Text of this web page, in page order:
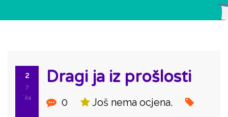
2
7
'24
Dragi ja iz prošlosti
0 Još nema ocjena.